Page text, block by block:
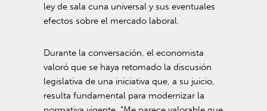
ley de sala cuna universal y sus eventuales
efectos sobre el mercado laboral.
Durante la conversación, el economista
valoró que se haya retomado la discusión
legislativa de una iniciativa que, a su juicio,
resulta fundamental para modernizar la